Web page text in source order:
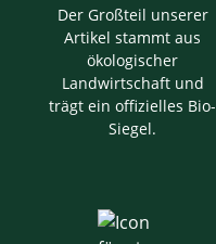
Der Großteil unserer
Artikel stammt aus
ökologischer
Landwirtschaft und
trägt ein offizielles Bio-
Siegel.